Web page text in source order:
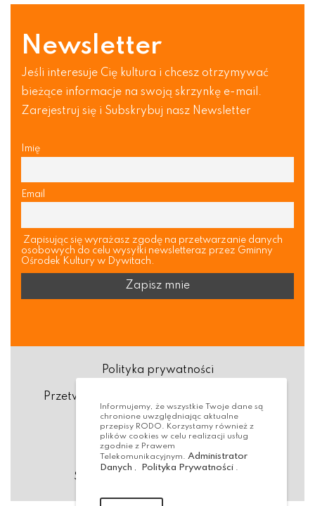
Newsletter
Jeśli interesuje Cię kultura i chcesz otrzymywać
bieżące informacje na swoją skrzynkę e-mail.
Zarejestruj się i Subskrybuj nasz Newsletter
Imię
Email
Zapisując się wyrażasz zgodę na przetwarzanie danych
osobowych do celu wysyłki newsletteraz przez Gminny
Ośrodek Kultury w Dywitach.
Polityka prywatności
Przetwarzanie danych osobowych (RODO)
Deklaracja dostępności
Dostępność Architektoniczna
Standardy ochrony małoletnich
Informujemy, że wszystkie Twoje dane są
chronione uwzględniając aktualne
przepisy RODO. Korzystamy również z
plików cookies w celu realizacji usług
zgodnie z Prawem
Telekomunikacyjnym. Administrator
Danych , Polityka Prywatności .